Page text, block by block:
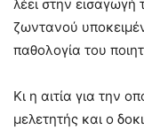
λέει στην εισαγωγή
ζωντανού
παθολογία του
Κι η αιτία για την
μελετητής και ο